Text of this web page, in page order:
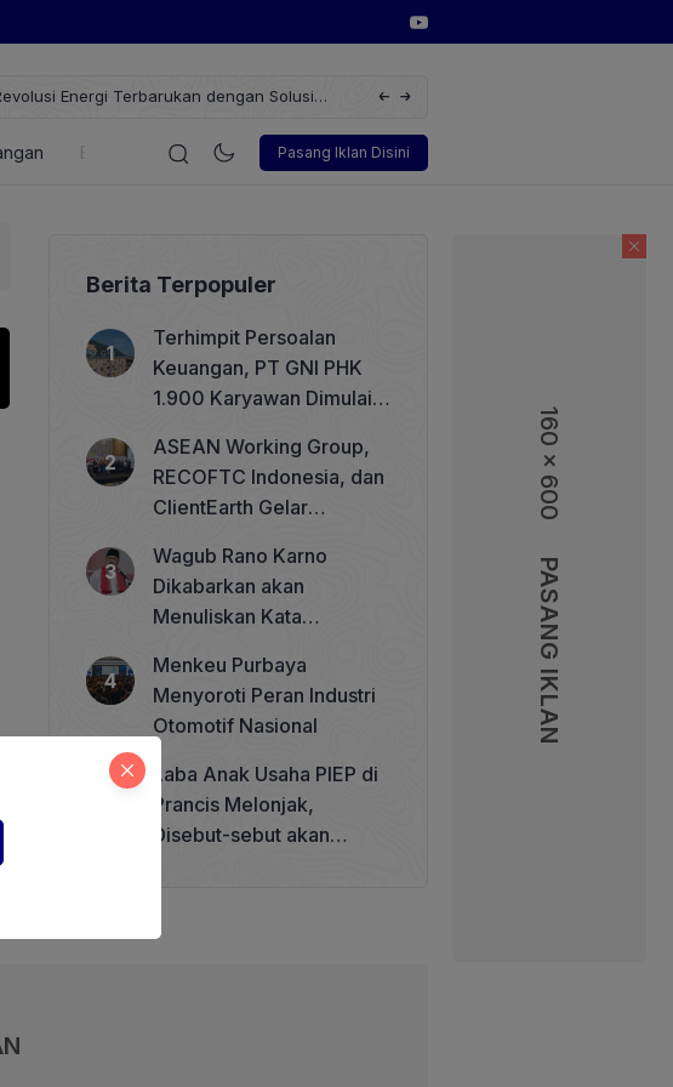
160 x 600
PASANG IKLAN
Energi Terbarukan dengan Solusi
Wakil Direktur Utama PT Pelindo,
Pasang Iklan Disini
Energi Korporasi Teknologi Otomotif
Berita Terpopuler
Terhimpit Persoalan
Keuangan, PT GNI PHK
1.900 Karyawan Dimulai 5
ASEAN Working Group,
RECOFTC Indonesia, dan
ClientEarth Gelar
Memperkuat Tata Kelola
Perhutanan Sosial
Wagub Rano Karno
Dikabarkan akan
Menuliskan Kata
Betawi 100 Tahun
Menkeu Purbaya
Menyoroti Peran Industri
Otomotif Nasional
Laba Anak Usaha PIEP di
Prancis Melonjak,
Disebut-sebut akan